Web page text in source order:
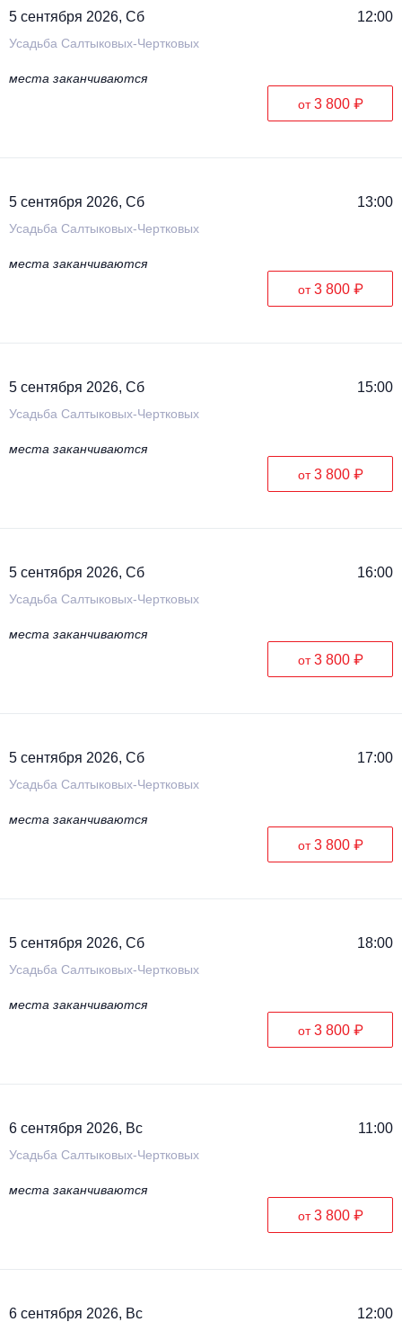
5 сентября 2026, Сб 12:00
Усадьба Салтыковых-Чертковых
места заканчиваются
от3 800 ₽
5 сентября 2026, Сб 13:00
Усадьба Салтыковых-Чертковых
места заканчиваются
от3 800 ₽
5 сентября 2026, Сб 15:00
Усадьба Салтыковых-Чертковых
места заканчиваются
от3 800 ₽
5 сентября 2026, Сб 16:00
Усадьба Салтыковых-Чертковых
места заканчиваются
от3 800 ₽
5 сентября 2026, Сб 17:00
Усадьба Салтыковых-Чертковых
места заканчиваются
от3 800 ₽
5 сентября 2026, Сб 18:00
Усадьба Салтыковых-Чертковых
места заканчиваются
от3 800 ₽
6 сентября 2026, Вс 11:00
Усадьба Салтыковых-Чертковых
места заканчиваются
от3 800 ₽
6 сентября 2026, Вс 12:00